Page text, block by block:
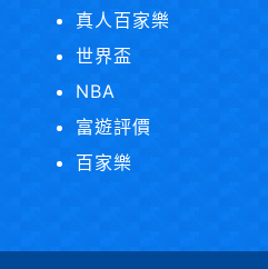
真人百家樂
世界盃
NBA
富遊評價
百家樂